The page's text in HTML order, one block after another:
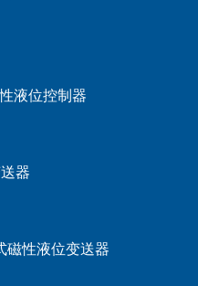
液位控制器
器
磁性液位变送器